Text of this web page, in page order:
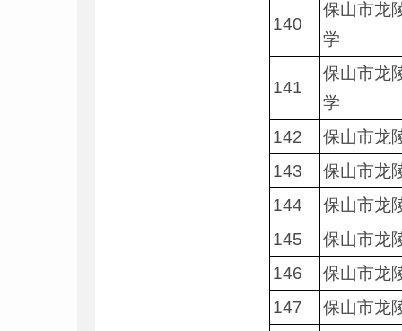
140
保山市龙
学
141
保山市龙
学
142
保山市龙
143
保山市龙
144
保山市龙
145
保山市龙
146
保山市龙
147
保山市龙